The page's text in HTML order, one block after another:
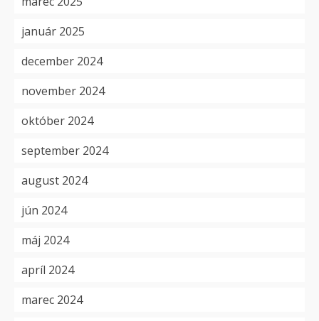
január 2025
december 2024
november 2024
október 2024
september 2024
august 2024
jún 2024
máj 2024
apríl 2024
marec 2024